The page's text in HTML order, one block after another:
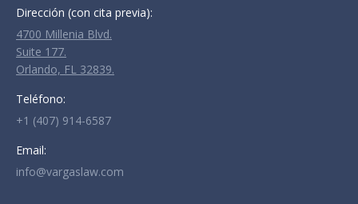
in
new
window
in
new
window
in
new
Dirección (con cita previa):
4700 Millenia Blvd.
Suite 177.
Orlando, FL 32839.
Teléfono:
+1 (407) 914-6587
Email:
info@vargaslaw.com